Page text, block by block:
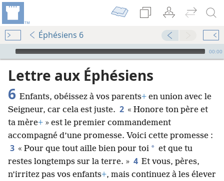
Éphésiens 6
Audio Player
00:00
Lettre aux Éphésiens
6 Enfants, obéissez à vos parents+ en union avec le
Seigneur, car cela est juste. 2 « Honore ton père et
ta mère+ » est le premier commandement
accompagné d’une promesse. Voici cette promesse :
3 « Pour que tout aille bien pour toi * et que tu
restes longtemps sur la terre. » 4 Et vous, pères,
n’irritez pas vos enfants+, mais continuez à les élever